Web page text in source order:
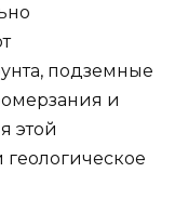
подземные
и
этой